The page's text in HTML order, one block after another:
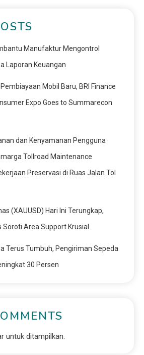
Manufaktur Mengontrol
Laporan Keuangan
Mobil Baru, BRI Finance
Expo Goes to Summarecon
dan Kenyamanan Pengguna
Tollroad Maintenance
Preservasi di Ruas Jalan Tol
(XAUUSD) Hari Ini Terungkap,
Soroti Area Support Krusial
Terus Tumbuh, Pengiriman Sepeda
30 Persen
untuk ditampilkan.